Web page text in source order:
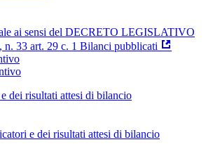
ai sensi del DECRETO LEGISLATIVO
n. 33 art. 29 c. 1 Bilanci pubblicati
dei risultati attesi di bilancio
e dei risultati attesi di bilancio